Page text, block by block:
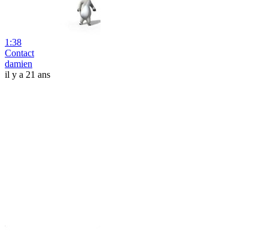
1:38
Contact
damien
il y a 21 ans